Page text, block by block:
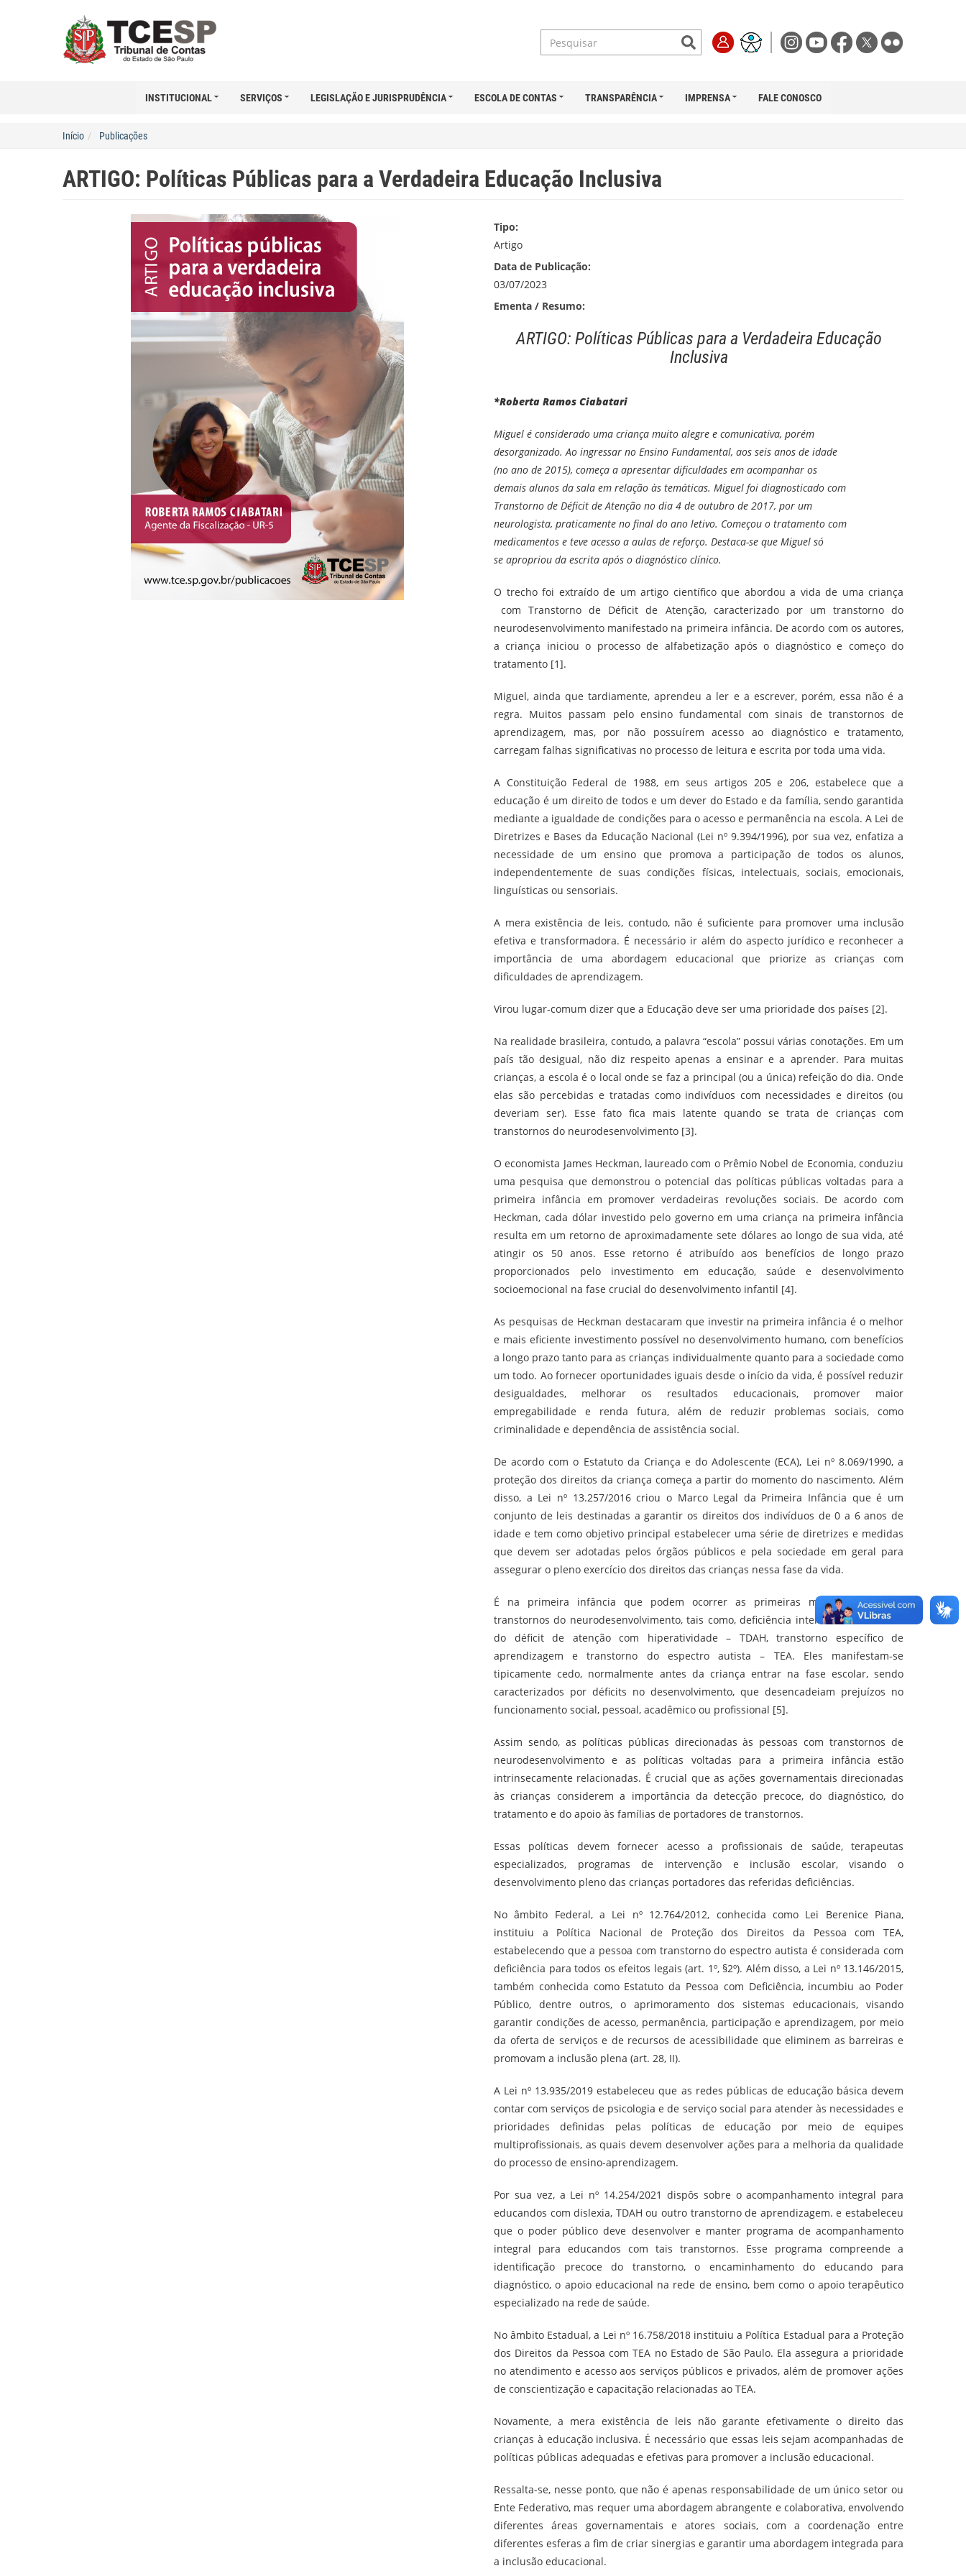
INSTITUCIONAL SERVIÇOS LEGISLAÇÃO E JURISPRUDÊNCIA ESCOLA DE CONTAS TRANSPARÊNCIA IMPRENSA FALE CONOSCO
Início Publicações
ARTIGO: Políticas Públicas para a Verdadeira Educação Inclusiva
Tipo:
Artigo
Data de Publicação:
03/07/2023
Ementa / Resumo:
ARTIGO: Políticas Públicas para a Verdadeira Educação
Inclusiva
*Roberta Ramos Ciabatari
Miguel é considerado uma criança muito alegre e comunicativa, porém
desorganizado. Ao ingressar no Ensino Fundamental, aos seis anos de idade
(no ano de 2015), começa a apresentar dificuldades em acompanhar os
demais alunos da sala em relação às temáticas. Miguel foi diagnosticado com
Transtorno de Déficit de Atenção no dia 4 de outubro de 2017, por um
neurologista, praticamente no final do ano letivo. Começou o tratamento com
medicamentos e teve acesso a aulas de reforço. Destaca-se que Miguel só
se apropriou da escrita após o diagnóstico clínico.
O trecho foi extraído de um artigo científico que abordou a vida de uma criança
com Transtorno de Déficit de Atenção, caracterizado por um transtorno do
neurodesenvolvimento manifestado na primeira infância. De acordo com os autores,
a criança iniciou o processo de alfabetização após o diagnóstico e começo do
tratamento [1].
Miguel, ainda que tardiamente, aprendeu a ler e a escrever, porém, essa não é a
regra. Muitos passam pelo ensino fundamental com sinais de transtornos de
aprendizagem, mas, por não possuírem acesso ao diagnóstico e tratamento,
carregam falhas significativas no processo de leitura e escrita por toda uma vida.
A Constituição Federal de 1988, em seus artigos 205 e 206, estabelece que a
educação é um direito de todos e um dever do Estado e da família, sendo garantida
mediante a igualdade de condições para o acesso e permanência na escola. A Lei de
Diretrizes e Bases da Educação Nacional (Lei nº 9.394/1996), por sua vez, enfatiza a
necessidade de um ensino que promova a participação de todos os alunos,
independentemente de suas condições físicas, intelectuais, sociais, emocionais,
linguísticas ou sensoriais.
A mera existência de leis, contudo, não é suficiente para promover uma inclusão
efetiva e transformadora. É necessário ir além do aspecto jurídico e reconhecer a
importância de uma abordagem educacional que priorize as crianças com
dificuldades de aprendizagem.
Virou lugar-comum dizer que a Educação deve ser uma prioridade dos países [2].
Na realidade brasileira, contudo, a palavra “escola” possui várias conotações. Em um
país tão desigual, não diz respeito apenas a ensinar e a aprender. Para muitas
crianças, a escola é o local onde se faz a principal (ou a única) refeição do dia. Onde
elas são percebidas e tratadas como indivíduos com necessidades e direitos (ou
deveriam ser). Esse fato fica mais latente quando se trata de crianças com
transtornos do neurodesenvolvimento [3].
O economista James Heckman, laureado com o Prêmio Nobel de Economia, conduziu
uma pesquisa que demonstrou o potencial das políticas públicas voltadas para a
primeira infância em promover verdadeiras revoluções sociais. De acordo com
Heckman, cada dólar investido pelo governo em uma criança na primeira infância
resulta em um retorno de aproximadamente sete dólares ao longo de sua vida, até
atingir os 50 anos. Esse retorno é atribuído aos benefícios de longo prazo
proporcionados pelo investimento em educação, saúde e desenvolvimento
socioemocional na fase crucial do desenvolvimento infantil [4].
As pesquisas de Heckman destacaram que investir na primeira infância é o melhor
e mais eficiente investimento possível no desenvolvimento humano, com benefícios
a longo prazo tanto para as crianças individualmente quanto para a sociedade como
um todo. Ao fornecer oportunidades iguais desde o início da vida, é possível reduzir
desigualdades, melhorar os resultados educacionais, promover maior
empregabilidade e renda futura, além de reduzir problemas sociais, como
criminalidade e dependência de assistência social.
De acordo com o Estatuto da Criança e do Adolescente (ECA), Lei nº 8.069/1990, a
proteção dos direitos da criança começa a partir do momento do nascimento. Além
disso, a Lei nº 13.257/2016 criou o Marco Legal da Primeira Infância que é um
conjunto de leis destinadas a garantir os direitos dos indivíduos de 0 a 6 anos de
idade e tem como objetivo principal estabelecer uma série de diretrizes e medidas
que devem ser adotadas pelos órgãos públicos e pela sociedade em geral para
assegurar o pleno exercício dos direitos das crianças nessa fase da vida.
É na primeira infância que podem ocorrer as primeiras manifestações dos
transtornos do neurodesenvolvimento, tais como, deficiência intelectual, transtorno
do déficit de atenção com hiperatividade – TDAH, transtorno específico de
aprendizagem e transtorno do espectro autista – TEA. Eles manifestam-se
tipicamente cedo, normalmente antes da criança entrar na fase escolar, sendo
caracterizados por déficits no desenvolvimento, que desencadeiam prejuízos no
funcionamento social, pessoal, acadêmico ou profissional [5].
Assim sendo, as políticas públicas direcionadas às pessoas com transtornos de
neurodesenvolvimento e as políticas voltadas para a primeira infância estão
intrinsecamente relacionadas. É crucial que as ações governamentais direcionadas
às crianças considerem a importância da detecção precoce, do diagnóstico, do
tratamento e do apoio às famílias de portadores de transtornos.
Essas políticas devem fornecer acesso a profissionais de saúde, terapeutas
especializados, programas de intervenção e inclusão escolar, visando o
desenvolvimento pleno das crianças portadores das referidas deficiências.
No âmbito Federal, a Lei nº 12.764/2012, conhecida como Lei Berenice Piana,
instituiu a Política Nacional de Proteção dos Direitos da Pessoa com TEA,
estabelecendo que a pessoa com transtorno do espectro autista é considerada com
deficiência para todos os efeitos legais (art. 1º, §2º). Além disso, a Lei nº 13.146/2015,
também conhecida como Estatuto da Pessoa com Deficiência, incumbiu ao Poder
Público, dentre outros, o aprimoramento dos sistemas educacionais, visando
garantir condições de acesso, permanência, participação e aprendizagem, por meio
da oferta de serviços e de recursos de acessibilidade que eliminem as barreiras e
promovam a inclusão plena (art. 28, II).
A Lei nº 13.935/2019 estabeleceu que as redes públicas de educação básica devem
contar com serviços de psicologia e de serviço social para atender às necessidades e
prioridades definidas pelas políticas de educação por meio de equipes
multiprofissionais, as quais devem desenvolver ações para a melhoria da qualidade
do processo de ensino-aprendizagem.
Por sua vez, a Lei nº 14.254/2021 dispôs sobre o acompanhamento integral para
educandos com dislexia, TDAH ou outro transtorno de aprendizagem. e estabeleceu
que o poder público deve desenvolver e manter programa de acompanhamento
integral para educandos com tais transtornos. Esse programa compreende a
identificação precoce do transtorno, o encaminhamento do educando para
diagnóstico, o apoio educacional na rede de ensino, bem como o apoio terapêutico
especializado na rede de saúde.
No âmbito Estadual, a Lei nº 16.758/2018 instituiu a Política Estadual para a Proteção
dos Direitos da Pessoa com TEA no Estado de São Paulo. Ela assegura a prioridade
no atendimento e acesso aos serviços públicos e privados, além de promover ações
de conscientização e capacitação relacionadas ao TEA.
Novamente, a mera existência de leis não garante efetivamente o direito das
crianças à educação inclusiva. É necessário que essas leis sejam acompanhadas de
políticas públicas adequadas e efetivas para promover a inclusão educacional.
Ressalta-se, nesse ponto, que não é apenas responsabilidade de um único setor ou
Ente Federativo, mas requer uma abordagem abrangente e colaborativa, envolvendo
diferentes áreas governamentais e atores sociais, com a coordenação entre
diferentes esferas a fim de criar sinergias e garantir uma abordagem integrada para
a inclusão educacional.